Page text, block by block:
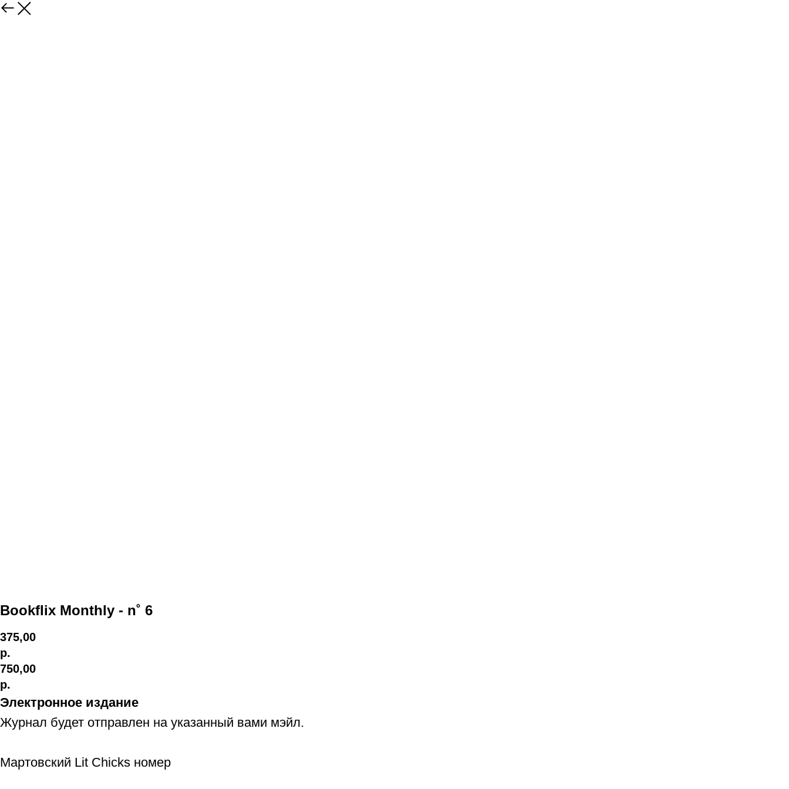
Bookflix Monthly - n˚ 6
375,00
р.
750,00
р.
Электронное издание
Журнал будет отправлен на указанный вами мэйл.
Мартовский Lit Chicks номер